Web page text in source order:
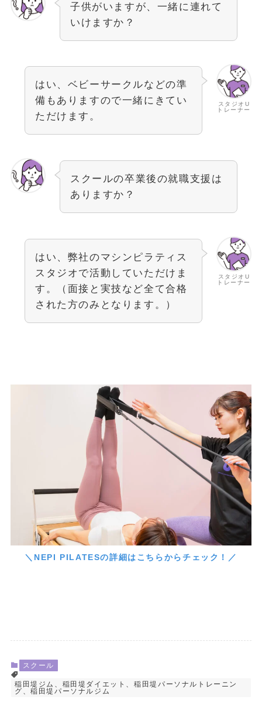
子供がいますが、一緒に連れて
いけますか？
スタジオU
トレーナー
はい、ベビーサークルなどの準
備もありますので一緒にきてい
ただけます。
スクールの卒業後の就職支援は
ありますか？
スタジオU
トレーナー
はい、弊社のマシンピラティス
スタジオで活動していただけま
す。（面接と実技など全て合格
された方のみとなります。）
＼NEPI PILATESの詳細はこちらからチェック！／
スクール
稲田堤ジム、稲田堤ダイエット、稲田堤パーソナルトレーニン
グ、稲田堤パーソナルジム